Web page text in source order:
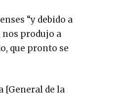
“y debido a
nos produjo a
que pronto se
[General de la